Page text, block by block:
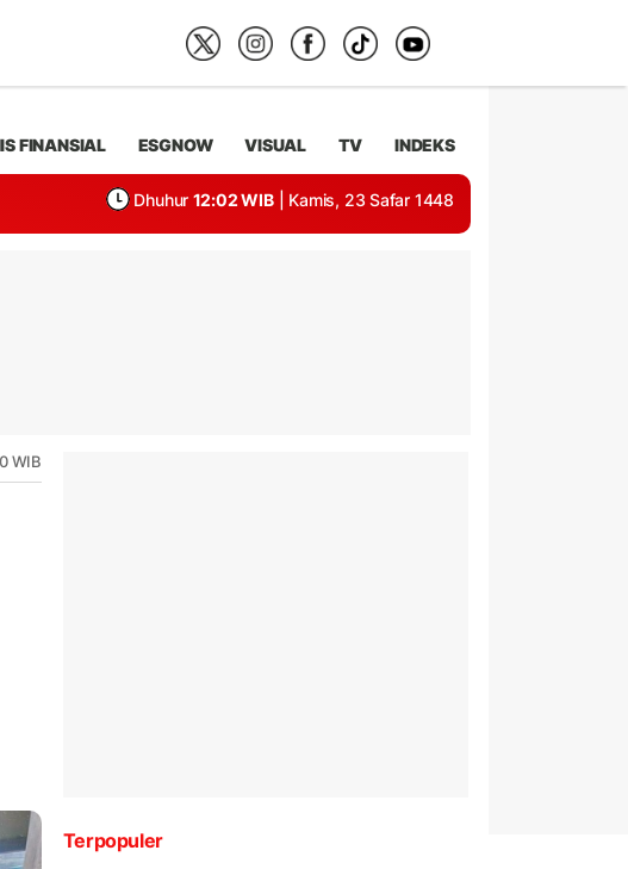
FINANSIAL ESGNOW VISUAL TV INDEKS
Dhuhur 12:02 WIB | Kamis, 23 Safar 1448
WIB
Terpopuler